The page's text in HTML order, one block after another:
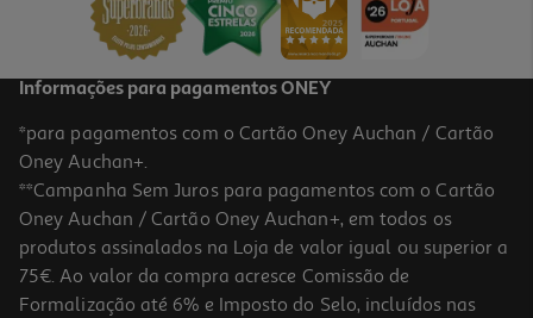
Informações para pagamentos ONEY
*para pagamentos com o Cartão Oney Auchan / Cartão
Oney Auchan+.
**Campanha Sem Juros para pagamentos com o Cartão
Oney Auchan / Cartão Oney Auchan+, em todos os
produtos assinalados na Loja de valor igual ou superior a
75€. Ao valor da compra acresce Comissão de
Formalização até 6% e Imposto do Selo, incluídos nas